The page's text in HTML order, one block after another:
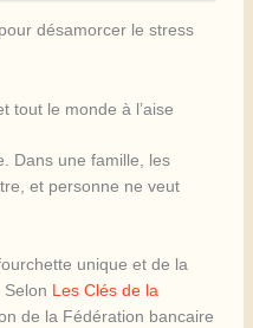
désamorcer le stress
tout le monde à l’aise
Dans une famille, les
et personne ne veut
unique et de la
Les Clés de la
de la Fédération bancaire